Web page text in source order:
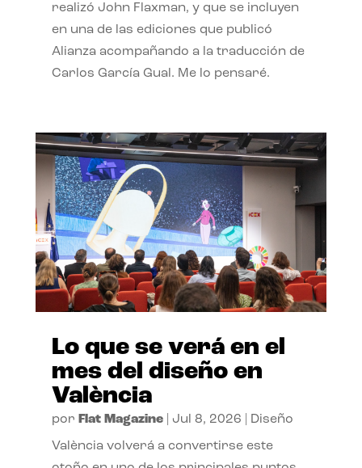
realizó John Flaxman, y que se incluyen
en una de las ediciones que publicó
Alianza acompañando a la traducción de
Carlos García Gual. Me lo pensaré.
Lo que se verá en el
mes del diseño en
València
por Flat Magazine| Jul 8, 2026 Diseño
València volverá a convertirse este